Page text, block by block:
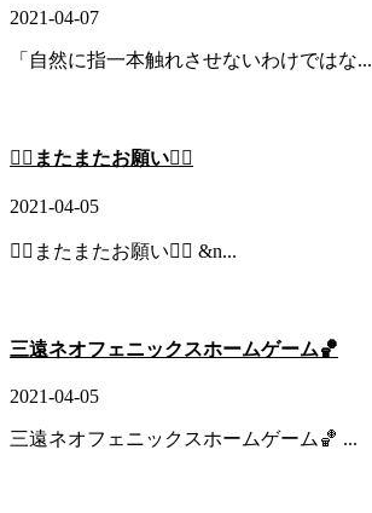
2021-04-07
「自然に指一本触れさせないわけではな...
🙇‍♂️またまたお願い🙇‍♂️
2021-04-05
🙇‍♂️またまたお願い🙇‍♂️ &n...
三遠ネオフェニックスホームゲーム🏀
2021-04-05
三遠ネオフェニックスホームゲーム🏀 ...